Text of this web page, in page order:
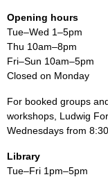
Opening hours
Tue–Wed 1–5pm
Thu 10am–8pm
Fri–Sun 10am–5pm
Closed on Monday
For booked groups
workshops, Ludwig
Wednesdays from
Library
Tue–Fri 1pm–5pm